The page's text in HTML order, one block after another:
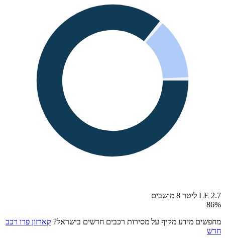
LE 2.7 ליטר 8 מושבים
86%
מחפשים מידע מקיף על מסירות רכבים חדשים בישראל? קארזון פרו רכב
חדש